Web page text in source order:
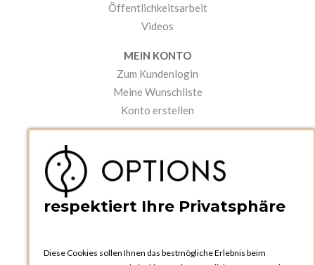
Öffentlichkeitsarbeit
Videos
MEIN KONTO
Zum Kundenlogin
Meine Wunschliste
Konto erstellen
Kataloge und Bestellschein
Bedienungsanleitungen
respektiert Ihre Privatsphäre
Diese Cookies sollen Ihnen das bestmögliche Erlebnis beim